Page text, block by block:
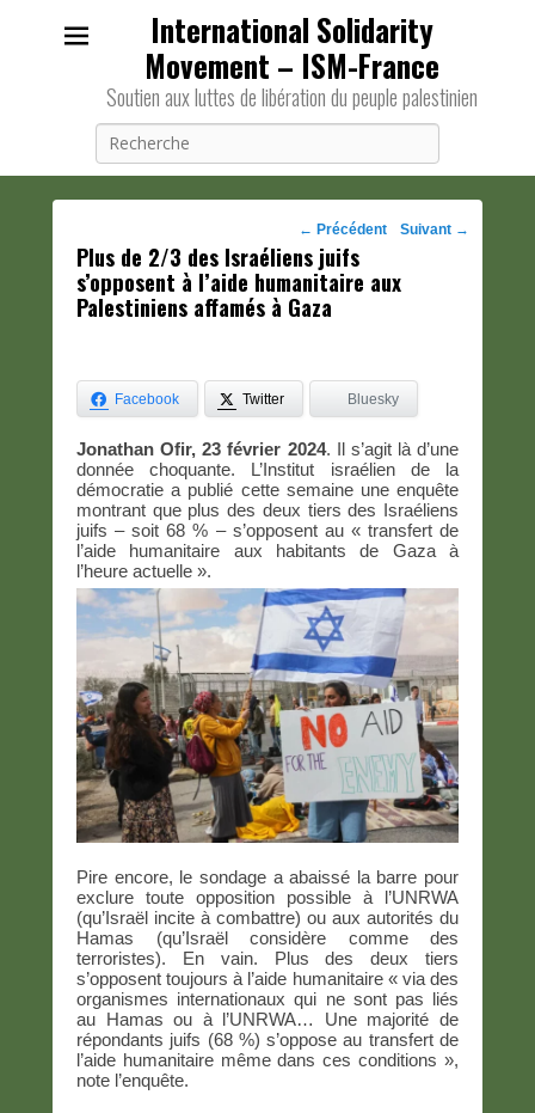
International Solidarity
Movement – ISM-France
Soutien aux luttes de libération du peuple palestinien
Navigation
des
posts
← Précédent Suivant →
Plus de 2/3 des Israéliens juifs
s’opposent à l’aide humanitaire aux
Palestiniens affamés à Gaza
Facebook Twitter Bluesky
Jonathan Ofir, 23 février 2024. Il s’agit là d’une
donnée choquante. L’Institut israélien de la
démocratie a publié cette semaine une enquête
montrant que plus des deux tiers des Israéliens
juifs – soit 68 % – s’opposent au « transfert de
l’aide humanitaire aux habitants de Gaza à
l’heure actuelle ».
Pire encore, le sondage a abaissé la barre pour
exclure toute opposition possible à l’UNRWA
(qu’Israël incite à combattre) ou aux autorités du
Hamas (qu’Israël considère comme des
terroristes). En vain. Plus des deux tiers
s’opposent toujours à l’aide humanitaire « via des
organismes internationaux qui ne sont pas liés
au Hamas ou à l’UNRWA… Une majorité de
répondants juifs (68 %) s’oppose au transfert de
l’aide humanitaire même dans ces conditions »,
note l’enquête.